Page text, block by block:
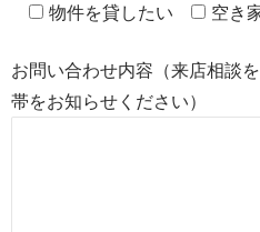
物件を貸したい
空き
お問い合わせ内容（来店相談
帯をお知らせください）